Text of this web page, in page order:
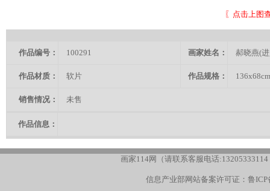
〖点击上图
作品编号： 100291 画家姓名： 郝晓燕(
作品材质： 软片 作品规格： 136x68cm
销售情况： 未售
作品信息：
画家114网（请联系客服电话:13205333114
信息产业部网站备案许可证： 鲁ICP